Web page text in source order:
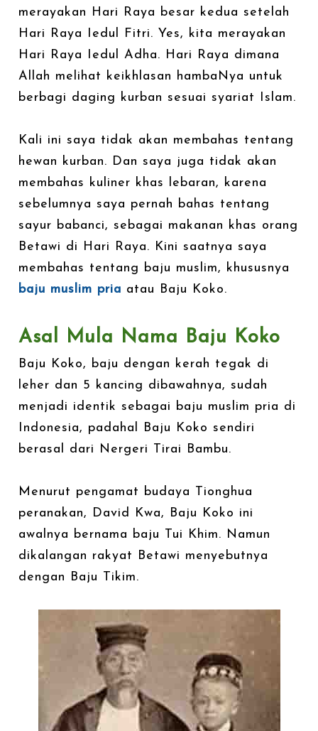
merayakan Hari Raya besar kedua setelah
Hari Raya Iedul Fitri. Yes, kita merayakan
Hari Raya Iedul Adha. Hari Raya dimana
Allah melihat keikhlasan hambaNya untuk
berbagi daging kurban sesuai syariat Islam.
Kali ini saya tidak akan membahas tentang
hewan kurban. Dan saya juga tidak akan
membahas kuliner khas lebaran, karena
sebelumnya saya pernah bahas tentang
sayur babanci, sebagai makanan khas orang
Betawi di Hari Raya. Kini saatnya saya
membahas tentang baju muslim, khususnya
baju muslim pria atau Baju Koko.
Asal Mula Nama Baju Koko
Baju Koko, baju dengan kerah tegak di
leher dan 5 kancing dibawahnya, sudah
menjadi identik sebagai baju muslim pria di
Indonesia, padahal Baju Koko sendiri
berasal dari Nergeri Tirai Bambu.
Menurut pengamat budaya Tionghua
peranakan, David Kwa, Baju Koko ini
awalnya bernama baju Tui Khim. Namun
dikalangan rakyat Betawi menyebutnya
dengan Baju Tikim.